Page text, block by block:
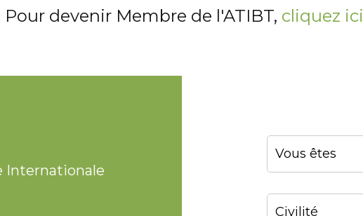
Pour devenir Membre de l'ATIBT, cliquez ici
Internationale